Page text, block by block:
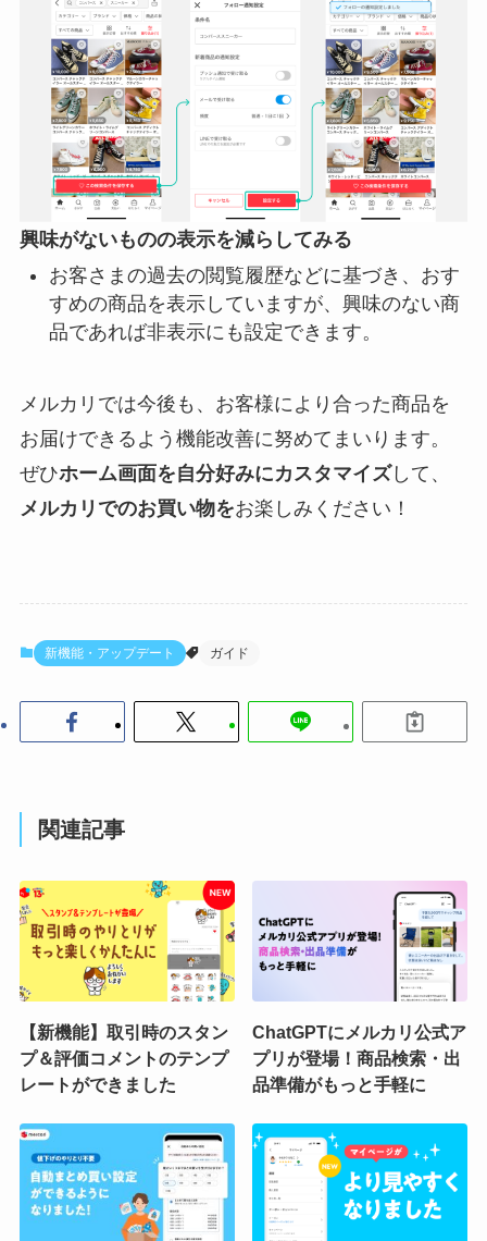
興味がないものの表示を減らしてみる
お客さまの過去の閲覧履歴などに基づき、おす
すめの商品を表示していますが、興味のない商
品であれば非表示にも設定できます。
メルカリでは今後も、お客様により合った商品を
お届けできるよう機能改善に努めてまいります。
ぜひホーム画面を自分好みにカスタマイズして、
メルカリでのお買い物をお楽しみください！
新機能・アップデート ガイド
関連記事
【新機能】取引時のスタン
プ＆評価コメントのテンプ
レートができました
ChatGPTにメルカリ公式ア
プリが登場！商品検索・出
品準備がもっと手軽に